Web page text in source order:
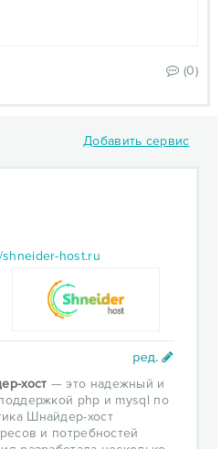
(0)
Добавить сервис
shneider-host.ru
хост — это надежный и
php и mysql по
Шнайдер-хост
и потребностей